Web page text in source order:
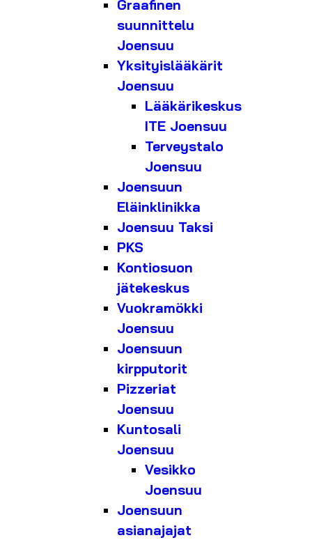
Graafinen
suunnittelu
Joensuu
Yksityislääkärit
Joensuu
Lääkärikeskus
ITE Joensuu
Terveystalo
Joensuu
Joensuun
Eläinklinikka
Joensuu Taksi
PKS
Kontiosuon
jätekeskus
Vuokramökki
Joensuu
Joensuun
kirpputorit
Pizzeriat
Joensuu
Kuntosali
Joensuu
Vesikko
Joensuu
Joensuun
asianajajat